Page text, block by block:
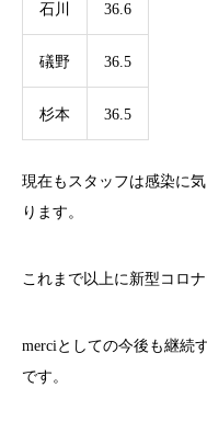
石川 36.6
礒野 36.5
杉本 36.5
現在もスタッフは感染に
ります。
これまで以上に新型コロ
merciとしての今後も継続
です。